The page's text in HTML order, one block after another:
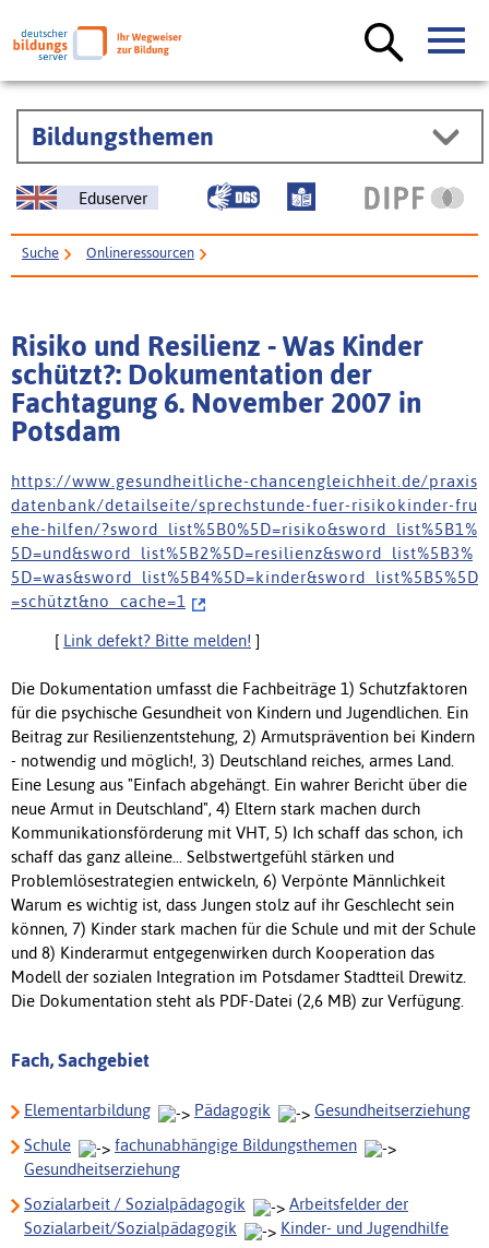
Bildungsthemen
Eduserver
Suche Onlineressourcen
Risiko und Resilienz - Was Kinder
schützt?: Dokumentation der
Fachtagung 6. November 2007 in
Potsdam
h t t p s : / / w w w . g e s u n d h e i t l i c h e - c h a n c e n g l e i c h h e i t . d e / p r a x i s
d a t e n b a n k / d e t a i l s e i t e / s p r e c h s t u n d e - f u e r - r i s i k o k i n d e r - f r u
e h e - h i l f e n / ? s w o r d _ l i s t % 5 B 0 % 5 D = r i s i k o & s w o r d _ l i s t % 5 B 1 %
5 D = u n d & s w o r d _ l i s t % 5 B 2 % 5 D = r e s i l i e n z & s w o r d _ l i s t % 5 B 3 %
5 D = w a s & s w o r d _ l i s t % 5 B 4 % 5 D = k i n d e r & s w o r d _ l i s t % 5 B 5 % 5 D
= s c h ü t z t & n o _ c a c h e = 1
[ Link defekt? Bitte melden! ]
Die Dokumentation umfasst die Fachbeiträge 1) Schutzfaktoren
für die psychische Gesundheit von Kindern und Jugendlichen. Ein
Beitrag zur Resilienzentstehung, 2) Armutsprävention bei Kindern
- notwendig und möglich!, 3) Deutschland reiches, armes Land.
Eine Lesung aus "Einfach abgehängt. Ein wahrer Bericht über die
neue Armut in Deutschland", 4) Eltern stark machen durch
Kommunikationsförderung mit VHT, 5) Ich schaff das schon, ich
schaff das ganz alleine... Selbstwertgefühl stärken und
Problemlösestrategien entwickeln, 6) Verpönte Männlichkeit
Warum es wichtig ist, dass Jungen stolz auf ihr Geschlecht sein
können, 7) Kinder stark machen für die Schule und mit der Schule
und 8) Kinderarmut entgegenwirken durch Kooperation das
Modell der sozialen Integration im Potsdamer Stadtteil Drewitz.
Die Dokumentation steht als PDF-Datei (2,6 MB) zur Verfügung.
Fach, Sachgebiet
Elementarbildung Pädagogik
Gesundheitserziehung
Schule
fachunabhängige Bildungsthemen
Gesundheitserziehung
Sozialarbeit / Sozialpädagogik
Arbeitsfelder der
Sozialarbeit/Sozialpädagogik
Kinder- und Jugendhilfe